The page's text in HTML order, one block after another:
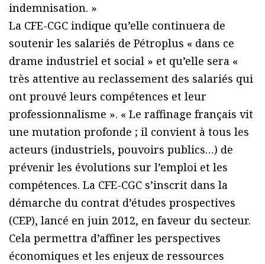
indemnisation. »
La CFE-CGC indique qu’elle continuera de
soutenir les salariés de Pétroplus « dans ce
drame industriel et social » et qu’elle sera «
très attentive au reclassement des salariés qui
ont prouvé leurs compétences et leur
professionnalisme ». « Le raffinage français vit
une mutation profonde ; il convient à tous les
acteurs (industriels, pouvoirs publics…) de
prévenir les évolutions sur l’emploi et les
compétences. La CFE-CGC s’inscrit dans la
démarche du contrat d’études prospectives
(CEP), lancé en juin 2012, en faveur du secteur.
Cela permettra d’affiner les perspectives
économiques et les enjeux de ressources